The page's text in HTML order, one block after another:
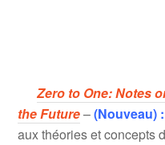
Zero to One: Notes
the Future–(Nouveau) :
aux théories et concepts